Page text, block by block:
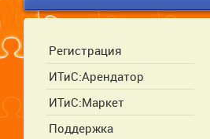
Регистрация
ИТиС:Арендатор
ИТиС:Маркет
Поддержка